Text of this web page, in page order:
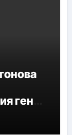
гения